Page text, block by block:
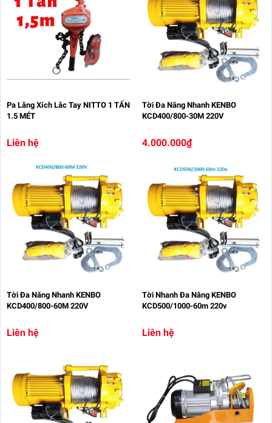
Pa Lăng Xích Lắc Tay NITTO 1 TẤN
1.5 MÉT
Liên hệ
Tời Đa Năng Nhanh KENBO
KCD400/800-30M 220V
4.000.000₫
Tời Đa Năng Nhanh KENBO
KCD400/800-60M 220V
Liên hệ
Tời Nhanh Đa Năng KENBO
KCD500/1000-60m 220v
Liên hệ